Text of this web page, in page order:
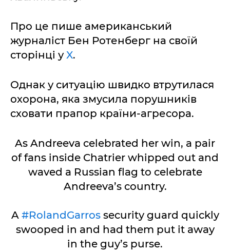
Про це пише американський
журналіст Бен Ротенберг на своїй
сторінці уX.
Однак у ситуацію швидко втрутилася
охорона, яка змусила порушників
сховати прапор країни-агресора.
As Andreeva celebrated her win, a pair
of fans inside Chatrier whipped out and
waved a Russian flag to celebrate
Andreeva’s country.
A #RolandGarrossecurity guard quickly
swooped in and had them put it away
in the guy’s purse.